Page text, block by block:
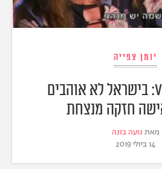
יומן צפייה
הישרדות VIP: בישראל לא אוהבים
חזקה מנצחת
מאת נועה בונה
14 ביולי 2019